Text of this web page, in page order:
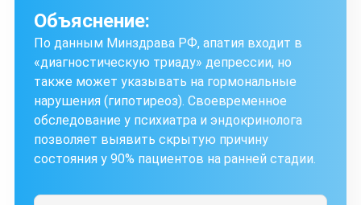
Объяснение:
По данным Минздрава РФ, апатия входит в
«диагностическую триаду» депрессии, но
также может указывать на гормональные
нарушения (гипотиреоз). Своевременное
обследование у психиатра и эндокринолога
позволяет выявить скрытую причину
состояния у 90% пациентов на ранней стадии.